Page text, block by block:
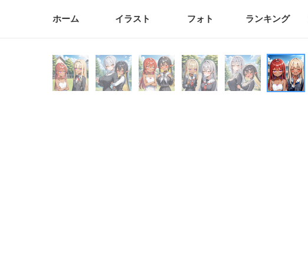
ホーム イラスト フォト ランキング